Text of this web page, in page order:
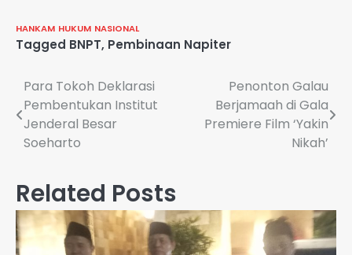
HANKAM HUKUM NASIONAL
Tagged BNPT, Pembinaan Napiter
Navigasi
pos
Para Tokoh Deklarasi
Pembentukan Institut
Jenderal Besar
Soeharto
Penonton Galau
Berjamaah di Gala
Premiere Film ‘Yakin
Nikah’
Related Posts